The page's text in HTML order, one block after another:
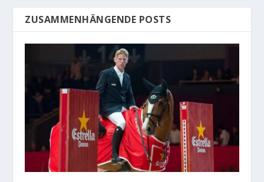
ZUSAMMENHÄNGENDE POSTS